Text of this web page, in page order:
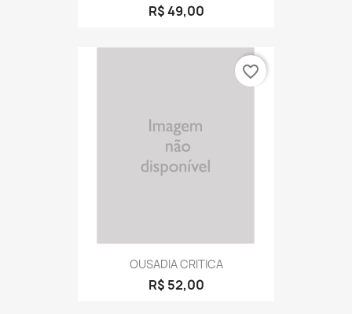
R$ 49,00
OUSADIA CRITICA
R$ 52,00
favorite_border